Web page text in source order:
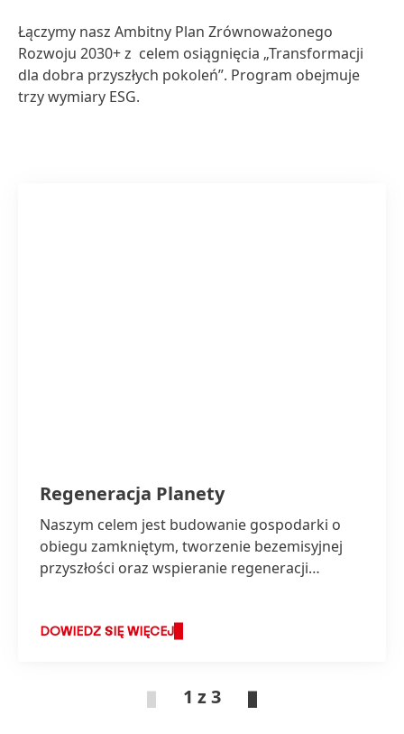
Łączymy nasz Ambitny Plan Zrównoważonego
Rozwoju 2030+ z celem osiągnięcia „Transformacji
dla dobra przyszłych pokoleń”. Program obejmuje
trzy wymiary ESG.
Regeneracja Planety
Naszym celem jest budowanie gospodarki o
obiegu zamkniętym, tworzenie bezemisyjnej
przyszłości oraz wspieranie regeneracji
DOWIEDZ SIĘ WIĘCEJ
1 z 3